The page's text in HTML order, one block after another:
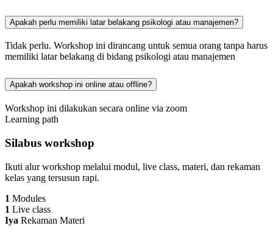
Apakah perlu memiliki latar belakang psikologi atau manajemen?
Tidak perlu. Workshop ini dirancang untuk semua orang tanpa harus
memiliki latar belakang di bidang psikologi atau manajemen
Apakah workshop ini online atau offline?
Workshop ini dilakukan secara online via zoom
Learning path
Silabus workshop
Ikuti alur workshop melalui modul, live class, materi, dan rekaman
kelas yang tersusun rapi.
1 Modules
1 Live class
Iya Rekaman Materi